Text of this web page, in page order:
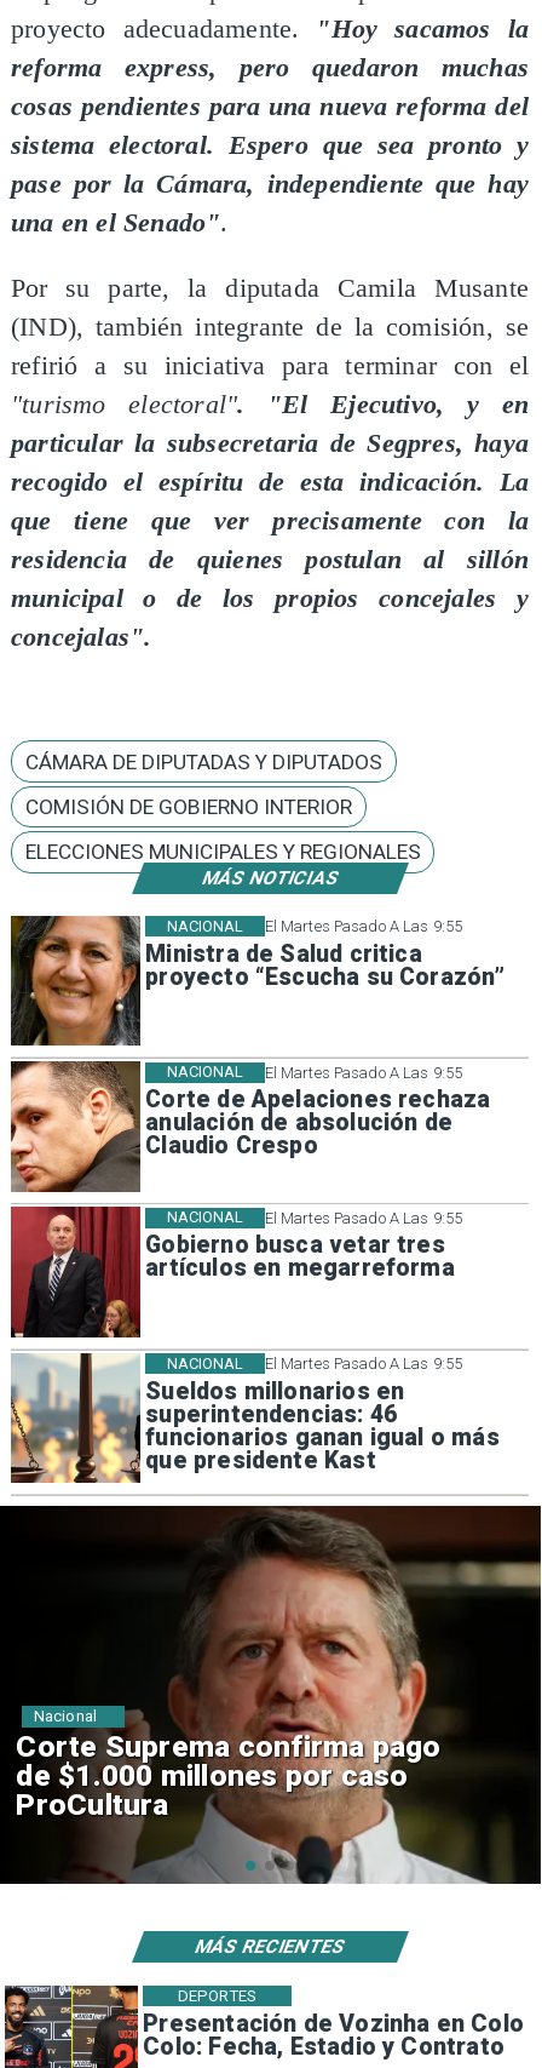
MÁS NOTICIAS
El Martes Pasado A Las 9:55
Ministra de Salud critica
proyecto “Escucha su Corazón”
NACIONAL
El Martes Pasado A Las 9:55
Corte de Apelaciones rechaza
anulación de absolución de
Claudio Crespo
NACIONAL
El Martes Pasado A Las 9:55
Gobierno busca vetar tres
artículos en megarreforma
NACIONAL
El Martes Pasado A Las 9:55
Sueldos millonarios en
superintendencias: 46
funcionarios ganan igual o más
que presidente Kast
NACIONAL
proyecto adecuadamente.
"Hoy sacamos la
reforma express, pero quedaron muchas
cosas pendientes para una nueva reforma del
sistema electoral. Espero que sea pronto y
pase por la Cámara, independiente que hay
una en el Senado".
Por su parte, la diputada Camila Musante
(IND), también integrante de la comisión, se
refirió a su iniciativa para terminar con el
"turismo electoral". "El Ejecutivo, y en
particular la subsecretaria de Segpres, haya
recogido el espíritu de esta indicación. La
que tiene que ver precisamente con la
residencia de quienes postulan al sillón
municipal o de los propios concejales y
concejalas".
CÁMARA DE DIPUTADAS Y DIPUTADOS
COMISIÓN DE GOBIERNO INTERIOR
ELECCIONES MUNICIPALES Y REGIONALES
Codelco suspende
construcción de Andes Norte
en El Teniente por riesgos
sísmicos
Nacional
Presentación de Vozinha en Colo
Colo: Fecha, Estadio y Contrato
DEPORTES
MÁS RECIENTES